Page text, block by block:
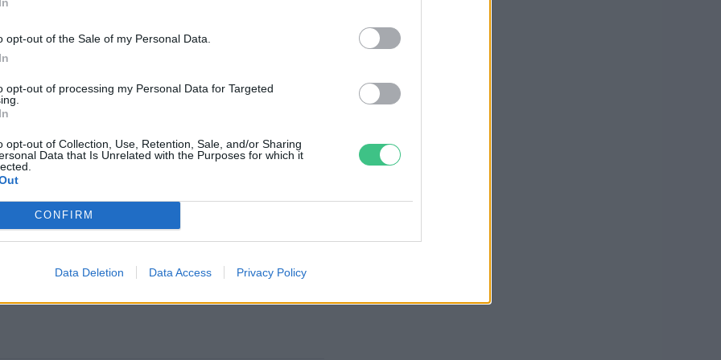
opt-out of the Sale of my Personal Data.
opt-out of processing my Personal Data for Targeted
opt-out of Collection, Use, Retention, Sale, and/or Sharing
Data that Is Unrelated with the Purposes for which it
CONFIRM
Data Deletion Data Access Privacy Policy
az Egyesült Államok átmenetileg
munkáját.
a földrengés utánszökőárriadótadtak
Ausztrália és Új-Zéland hatóságai azt
nem kellcunamitóltartani.
jelezhetik a vulkánkitöréseket és a